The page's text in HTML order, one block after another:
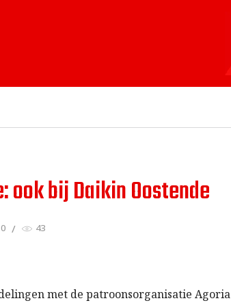
bij Daikin Oostende
0 43
met de patroonsorganisatie Agoria